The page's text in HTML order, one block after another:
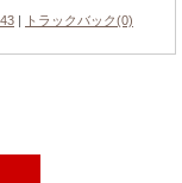
| トラックバック(0)